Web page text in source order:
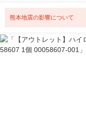
熊本地震の影響について